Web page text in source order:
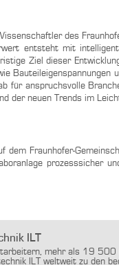
des
entsteht mit
Ziel dieser
Bauteileigenspannungen
für anspruchsvolle
der neuen Trends im
dem Fraunhofer-
prozesssicher
ILT
mehr als 19 500
ILT weltweit zu den